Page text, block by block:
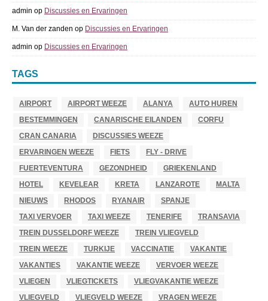
admin op Discussies en Ervaringen
M. Van der zanden op Discussies en Ervaringen
admin op Discussies en Ervaringen
TAGS
AIRPORT AIRPORT WEEZE ALANYA
AUTO HUREN
BESTEMMINGEN
CANARISCHE EILANDEN
CORFU
CRAN CANARIA
DISCUSSIES WEEZE
ERVARINGEN WEEZE
FIETS
FLY - DRIVE
FUERTEVENTURA
GEZONDHEID
GRIEKENLAND
HOTEL
KEVELEAR KRETA LANZAROTE
MALTA
NIEUWS
RHODOS RYANAIR
SPANJE
TAXI VERVOER
TAXI WEEZE TENERIFE
TRANSAVIA
TREIN DUSSELDORF WEEZE
TREIN VLIEGVELD
TREIN WEEZE
TURKIJE VACCINATIE
VAKANTIE
VAKANTIES
VAKANTIE WEEZE
VERVOER WEEZE
VLIEGEN
VLIEGTICKETS
VLIEGVAKANTIE WEEZE
VLIEGVELD
VLIEGVELD WEEZE VRAGEN WEEZE